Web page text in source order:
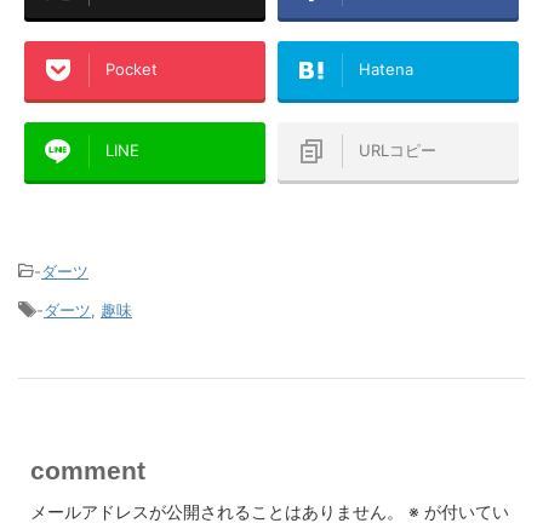
Pocket Hatena
LINE URLコピー
-ダーツ
-ダーツ 趣味
comment
メールアドレスが公開されることはありません。 ※ が付いてい